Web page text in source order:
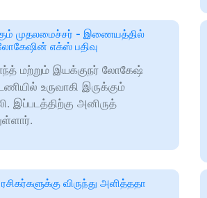
முதலமைச்சர் - இணையத்தில்
எக்ஸ் பதிவு
மற்றும் இயக்குநர் லோகேஷ்
உருவாகி இருக்கும்
இப்படத்திற்கு அனிருத்
விருந்து அளித்ததா